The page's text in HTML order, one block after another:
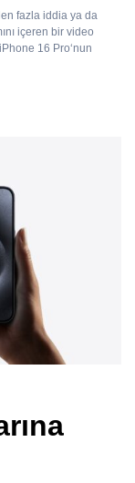
fazla iddia ya da
içeren bir video
16 Pro‘nun